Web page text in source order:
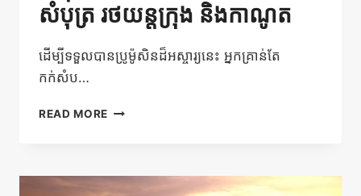
សំបុត្រ រថយន្តក្រុង និងកាណូត
ដើម្បីទទួលបានប្រូម៉ូសិនដ៏អស្ចារ្យនេះ អ្នកគ្រាន់តែ
កក់សំប…
READ MORE បញ្ចុះ
50%